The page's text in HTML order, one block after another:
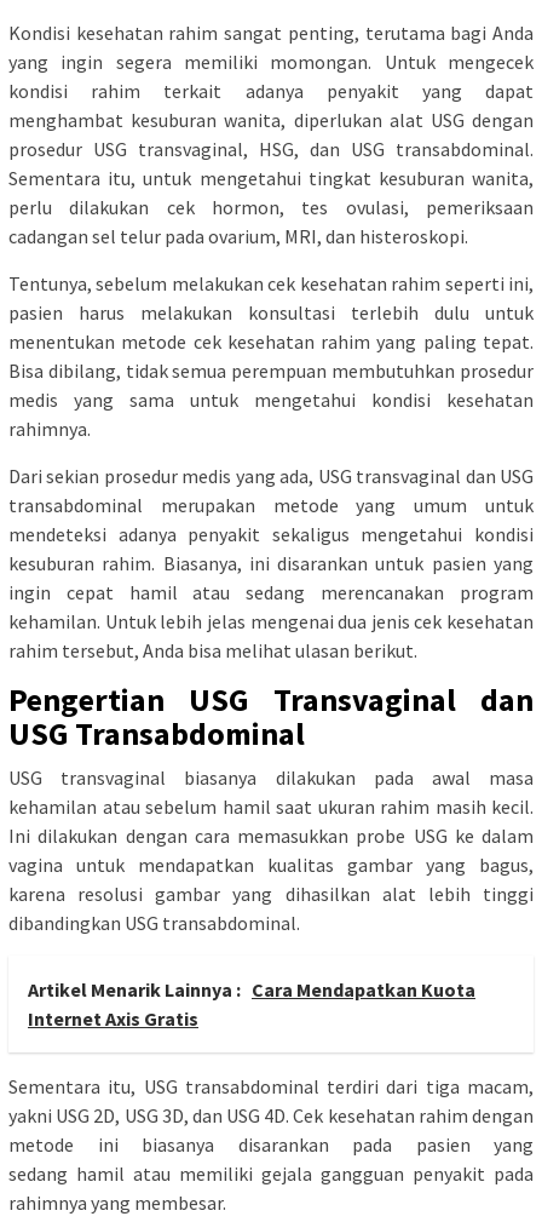
Kondisi kesehatan rahim sangat penting, terutama bagi Anda
yang ingin segera memiliki momongan. Untuk mengecek
kondisi rahim terkait adanya penyakit yang dapat
menghambat kesuburan wanita, diperlukan alat USG dengan
prosedur USG transvaginal, HSG, dan USG transabdominal.
Sementara itu, untuk mengetahui tingkat kesuburan wanita,
perlu dilakukan cek hormon, tes ovulasi, pemeriksaan
cadangan sel telur pada ovarium, MRI, dan histeroskopi.
Tentunya, sebelum melakukan cek kesehatan rahim seperti ini,
pasien harus melakukan konsultasi terlebih dulu untuk
menentukan metode cek kesehatan rahim yang paling tepat.
Bisa dibilang, tidak semua perempuan membutuhkan prosedur
medis yang sama untuk mengetahui kondisi kesehatan
rahimnya.
Dari sekian prosedur medis yang ada, USG transvaginal dan USG
transabdominal merupakan metode yang umum untuk
mendeteksi adanya penyakit sekaligus mengetahui kondisi
kesuburan rahim. Biasanya, ini disarankan untuk pasien yang
ingin cepat hamil atau sedang merencanakan program
kehamilan. Untuk lebih jelas mengenai dua jenis cek kesehatan
rahim tersebut, Anda bisa melihat ulasan berikut.
Pengertian USG Transvaginal dan
USG Transabdominal
USG transvaginal biasanya dilakukan pada awal masa
kehamilan atau sebelum hamil saat ukuran rahim masih kecil.
Ini dilakukan dengan cara memasukkan probe USG ke dalam
vagina untuk mendapatkan kualitas gambar yang bagus,
karena resolusi gambar yang dihasilkan alat lebih tinggi
dibandingkan USG transabdominal.
Artikel Menarik Lainnya : Cara Mendapatkan Kuota
Internet Axis Gratis
Sementara itu, USG transabdominal terdiri dari tiga macam,
yakni USG 2D, USG 3D, dan USG 4D. Cek kesehatan rahim dengan
metode ini biasanya disarankan pada pasien yang
sedang hamil atau memiliki gejala gangguan penyakit pada
rahimnya yang membesar.